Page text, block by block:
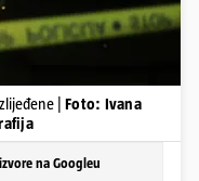
| Foto: Ivana
na Googleu